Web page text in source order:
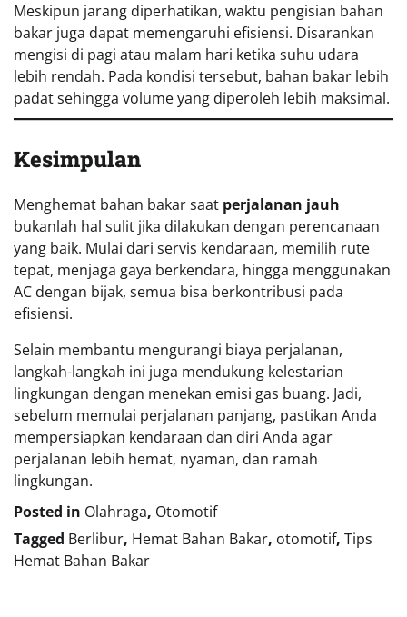
Meskipun jarang diperhatikan, waktu pengisian bahan
bakar juga dapat memengaruhi efisiensi. Disarankan
mengisi di pagi atau malam hari ketika suhu udara
lebih rendah. Pada kondisi tersebut, bahan bakar lebih
padat sehingga volume yang diperoleh lebih maksimal.
Kesimpulan
Menghemat bahan bakar saat perjalanan jauh
bukanlah hal sulit jika dilakukan dengan perencanaan
yang baik. Mulai dari servis kendaraan, memilih rute
tepat, menjaga gaya berkendara, hingga menggunakan
AC dengan bijak, semua bisa berkontribusi pada
efisiensi.
Selain membantu mengurangi biaya perjalanan,
langkah-langkah ini juga mendukung kelestarian
lingkungan dengan menekan emisi gas buang. Jadi,
sebelum memulai perjalanan panjang, pastikan Anda
mempersiapkan kendaraan dan diri Anda agar
perjalanan lebih hemat, nyaman, dan ramah
lingkungan.
Posted in Olahraga, Otomotif
Tagged Berlibur, Hemat Bahan Bakar, otomotif, Tips
Hemat Bahan Bakar